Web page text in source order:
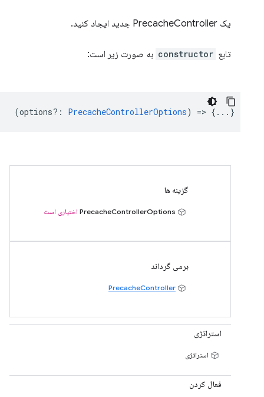
یک PrecacheController جدید ایجاد کنید.
تابع constructor به صورت زیر است:
(options? : PrecacheControllerOptions) => {...}
گزینه ها
اختیاری است
برمی گرداند
PrecacheController
استراتژی
استراتژی
فعال کردن